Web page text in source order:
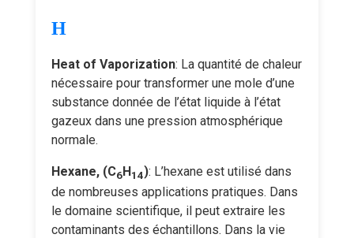
H
Heat of Vaporization: La quantité de chaleur
nécessaire pour transformer une mole d’une
substance donnée de l’état liquide à l’état
gazeux dans une pression atmosphérique
normale.
Hexane, (C6H14): L’hexane est utilisé dans
de nombreuses applications pratiques. Dans
le domaine scientifique, il peut extraire les
contaminants des échantillons. Dans la vie